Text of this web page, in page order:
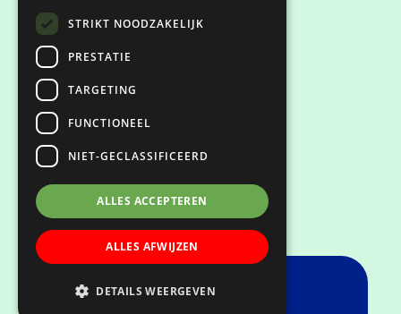
STRIKT NOODZAKELIJK
PRESTATIE
TARGETING
FUNCTIONEEL
NIET-GECLASSIFICEERD
ALLES ACCEPTEREN
ALLES AFWIJZEN
DETAILS WEERGEVEN